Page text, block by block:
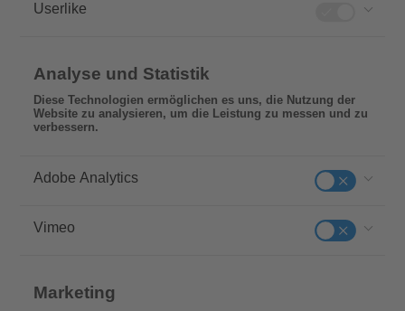
Userlike
Analyse und Statistik
Diese Technologien ermöglichen es uns, die Nutzung der
Website zu analysieren, um die Leistung zu messen und zu
verbessern.
Adobe Analytics
Vimeo
Marketing